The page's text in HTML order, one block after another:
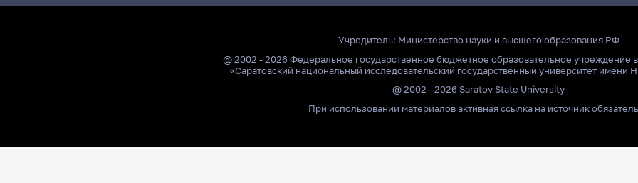
Учредитель: Министерство науки и высшего образования РФ
@ 2002 - 2026 Федеральное государственное бюджетное образовательное учреждение
«Саратовский национальный исследовательский государственный университет имени
@ 2002 - 2026 Saratov State University
При использовании материалов активная ссылка на источник